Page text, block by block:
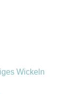
Wickeln